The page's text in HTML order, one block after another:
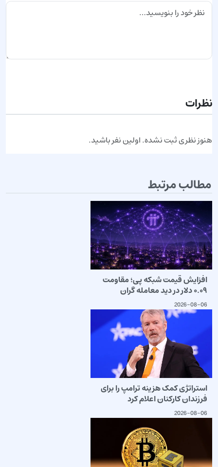
نظرات
هنوز نظری ثبت نشده. اولین نفر باشید.
مطالب مرتبط
افزایش قیمت شبکه پی؛ مقاومت
۰.۰۹ دلار در دید معامله گران
2026-08-06
استراتژی کمک هزینه ترامپ را برای
فرزندان کارکنان اعلام کرد
2026-08-06